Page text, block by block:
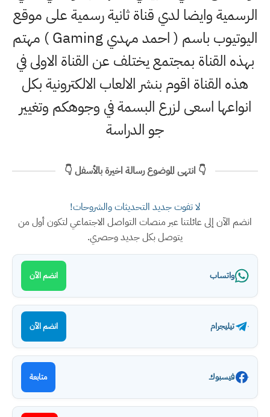
الرسمية وايضا لدي قناة ثانية رسمية على موقع
اليوتيوب باسم ( احمد مهدي Gaming ) مهتم
بهذه القناة بمجتمع يختلف عن القناة الاولى في
هذه القناة اقوم بنشر الالعاب الالكترونية بكل
انواعها اسعى لزرع البسمة في وجوهكم وتغيير
جو الدراسة
👇 انتهى الموضوع رسالة اخيرة بالأسفل 👇
لا تفوت جديد التحديثات والشروحات!
انضم الآن إلى عائلتنا عبر منصات التواصل الاجتماعي لتكون أول من
يتوصل بكل جديد وحصري.
واتساب انضم الآن
تيليجرام انضم الآن
فيسبوك متابعة